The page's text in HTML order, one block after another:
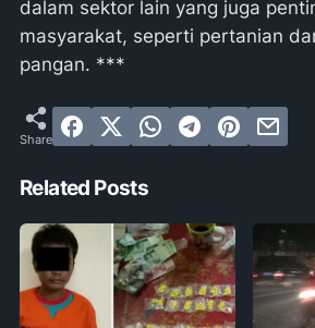
dalam sektor lain yang juga
masyarakat, seperti pertanian
pangan. ***
Related Posts